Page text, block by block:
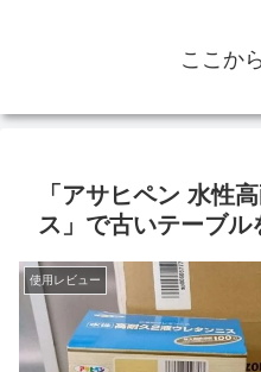
ここか
「アサヒペン 水性
ス」で古いテーブル
使用レビュー